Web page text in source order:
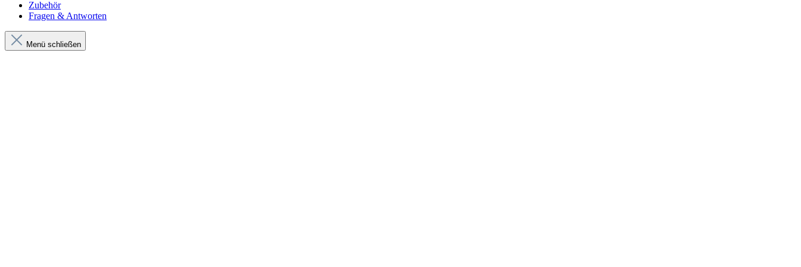
Zubehör
Fragen & Antworten
Menü schließen